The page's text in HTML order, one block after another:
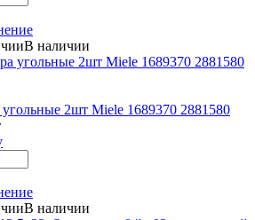
В наличии
2шт Miele 1689370 2881580
В наличии